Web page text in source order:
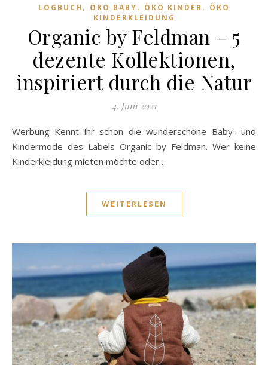
LOGBUCH , ÖKO BABY, ÖKO KINDER, ÖKO
KINDERKLEIDUNG
Organic by Feldman – 5
dezente Kollektionen,
inspiriert durch die Natur
4. Juni 2021
Werbung Kennt ihr schon die wunderschöne Baby- und
Kindermode des Labels Organic by Feldman. Wer keine
Kinderkleidung mieten möchte oder…
WEITERLESEN